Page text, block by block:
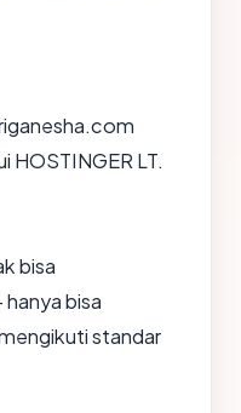
HOSTINGER LT.
bisa
bisa
standar